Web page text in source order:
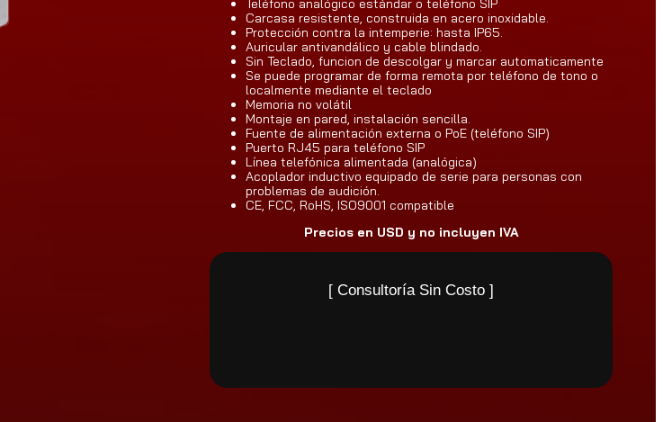
$
4
1
.
0
0
Teléfono analógico estándar o teléfono SIP
Carcasa resistente, construida en acero inoxidable.
Protección contra la intemperie: hasta IP65.
Auricular antivandálico y cable blindado.
Sin Teclado, funcion de descolgar y marcar automaticamente
Se puede programar de forma remota por teléfono de tono o
localmente mediante el teclado
Memoria no volátil
Montaje en pared, instalación sencilla.
Fuente de alimentación externa o PoE (teléfono SIP)
Puerto RJ45 para teléfono SIP
Línea telefónica alimentada (analógica)
Acoplador inductivo equipado de serie para personas con
problemas de audición.
CE, FCC, RoHS, ISO9001 compatible
Precios en USD y no incluyen IVA
[ Consultoría Sin Costo ]